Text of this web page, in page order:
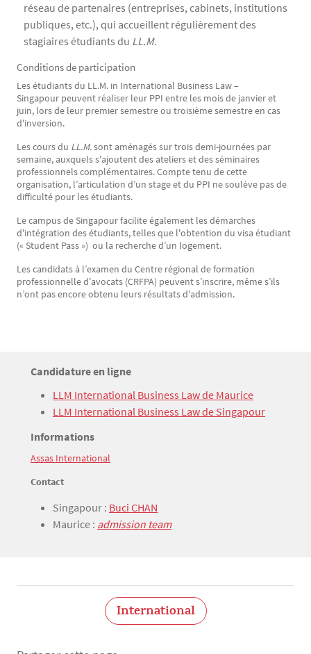
réseau de partenaires (entreprises, cabinets, institutions
publiques, etc.), qui accueillent régulièrement des
stagiaires étudiants du LL.M.
Conditions de participation
Les étudiants du LL.M. in International Business Law –
Singapour peuvent réaliser leur PPI entre les mois de janvier et
juin, lors de leur premier semestre ou troisième semestre en cas
d'inversion.
Les cours du LL.M.sont aménagés sur trois demi-journées par
semaine, auxquels s'ajoutent des ateliers et des séminaires
professionnels complémentaires. Compte tenu de cette
organisation, l’articulation d’un stage et du PPI ne soulève pas de
difficulté pour les étudiants.
Le campus de Singapour facilite également les démarches
d'intégration des étudiants, telles que l'obtention du visa étudiant
(« Student Pass ») ou la recherche d’un logement.
Les candidats à l’examen du Centre régional de formation
professionnelle d’avocats (CRFPA) peuvent s’inscrire, même s’ils
n’ont pas encore obtenu leurs résultats d'admission.
Bloc(s) libre(s)
Titre
Candidature en ligne
TexteLLM International Business Law de Maurice
LLM International Business Law de Singapour
Titre
Informations
Texte
Assas International
Contact
Singapour : Buci CHAN
Maurice : admission team
International